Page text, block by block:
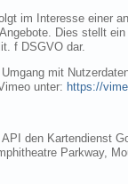
im Interesse einer
Dies stellt
f DSGVO dar.
mit
unter: https://
den Kartendienst
Parkway,